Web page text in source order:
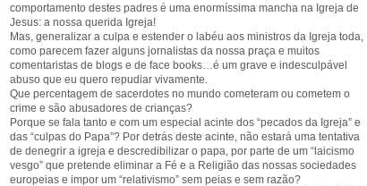
comportamento destes padres é uma enormíssima mancha na Igreja de
Jesus: a nossa querida Igreja!
Mas, generalizar a culpa e estender o labéu aos ministros da Igreja toda,
como parecem fazer alguns jornalistas da nossa praça e muitos
comentaristas de blogs e de face books…é um grave e indesculpável
abuso que eu quero repudiar vivamente.
Que percentagem de sacerdotes no mundo cometeram ou cometem o
crime e são abusadores de crianças?
Porque se fala tanto e com um especial acinte dos “pecados da Igreja” e
das “culpas do Papa”? Por detrás deste acinte, não estará uma tentativa
de denegrir a igreja e descredibilizar o papa, por parte de um “laicismo
vesgo” que pretende eliminar a Fé e a Religião das nossas sociedades
europeias e impor um “relativismo” sem peias e sem razão?